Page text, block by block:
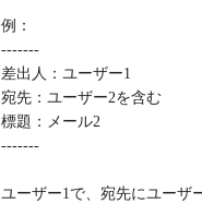
例：
-------
差出人：ユーザー1
宛先：ユーザー2を含む
標題：メール2
-------
ユーザー1で、宛先にユーザ